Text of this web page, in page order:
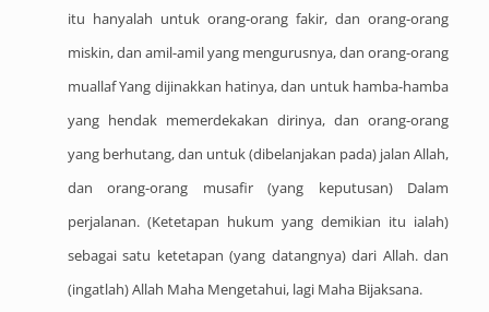
itu hanyalah untuk orang-orang fakir, dan orang-orang
miskin, dan amil-amil yang mengurusnya, dan orang-orang
muallaf Yang dijinakkan hatinya, dan untuk hamba-hamba
yang hendak memerdekakan dirinya, dan orang-orang
yang berhutang, dan untuk (dibelanjakan pada) jalan Allah,
dan orang-orang musafir (yang keputusan) Dalam
perjalanan. (Ketetapan hukum yang demikian itu ialah)
sebagai satu ketetapan (yang datangnya) dari Allah. dan
(ingatlah) Allah Maha Mengetahui, lagi Maha Bijaksana.